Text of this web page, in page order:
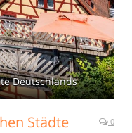
Deutschlands
Städte
0